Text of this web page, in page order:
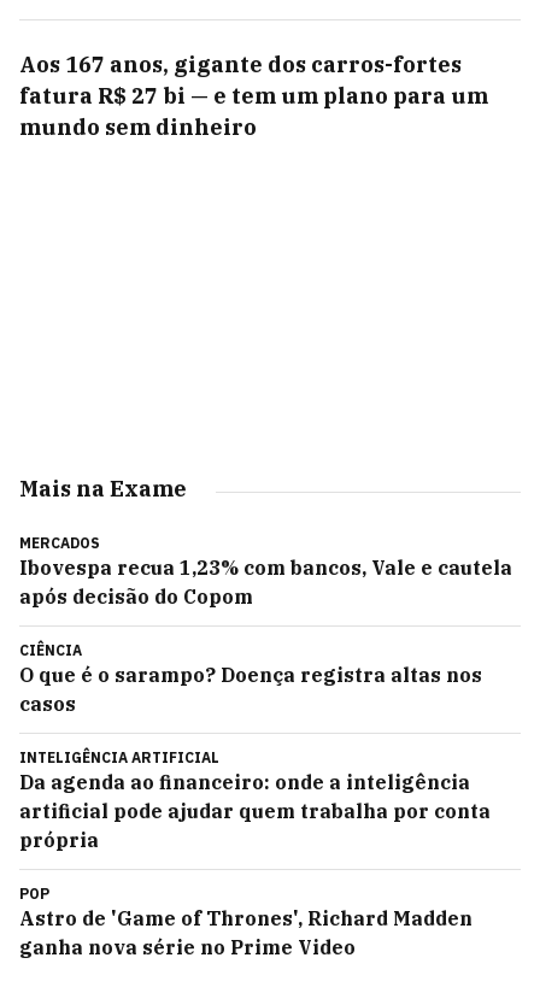
Aos 167 anos, gigante dos carros-fortes
fatura R$ 27 bi — e tem um plano para um
mundo sem dinheiro
Mais na Exame
MERCADOS
Ibovespa recua 1,23% com bancos, Vale e cautela
após decisão do Copom
CIÊNCIA
O que é o sarampo? Doença registra altas nos
casos
INTELIGÊNCIA ARTIFICIAL
Da agenda ao financeiro: onde a inteligência
artificial pode ajudar quem trabalha por conta
própria
POP
Astro de 'Game of Thrones', Richard Madden
ganha nova série no Prime Video